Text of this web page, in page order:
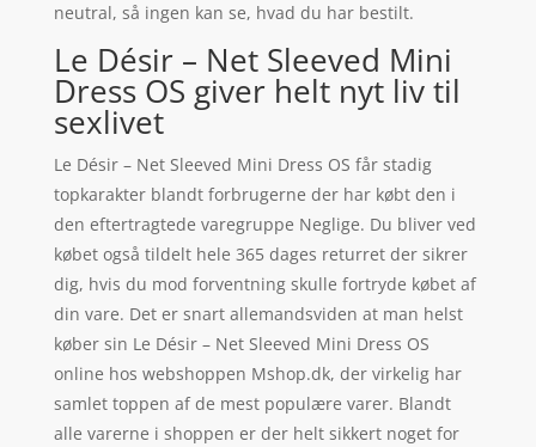
neutral, så ingen kan se, hvad du har bestilt.
Le Désir – Net Sleeved Mini
Dress OS giver helt nyt liv til
sexlivet
Le Désir – Net Sleeved Mini Dress OS får stadig
topkarakter blandt forbrugerne der har købt den i
den eftertragtede varegruppe Neglige. Du bliver ved
købet også tildelt hele 365 dages returret der sikrer
dig, hvis du mod forventning skulle fortryde købet af
din vare. Det er snart allemandsviden at man helst
køber sin Le Désir – Net Sleeved Mini Dress OS
online hos webshoppen Mshop.dk, der virkelig har
samlet toppen af de mest populære varer. Blandt
alle varerne i shoppen er der helt sikkert noget for